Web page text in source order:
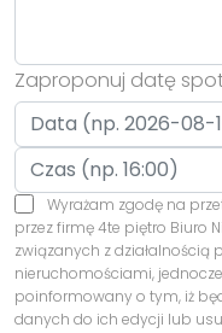
Zaproponuj datę
Wyrażam zgodę na
przez firmę 4te piętro Biuro
związanych z działalnością
nieruchomościami,
poinformowany o tym, iż
danych do ich edycji lub